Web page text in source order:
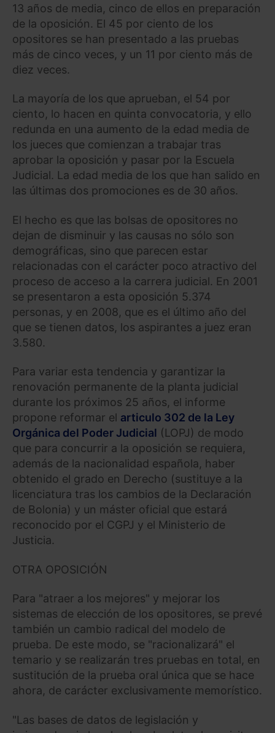
13 años de media, cinco de ellos en preparación
de la oposición. El 45 por ciento de los
opositores se han presentado a las pruebas
más de cinco veces, y un 11 por ciento más de
diez veces.
La mayoría de los que aprueban, el 54 por
ciento, lo hacen en quinta convocatoria, y ello
redunda en una aumento de la edad media de
los jueces que comienzan a trabajar tras
aprobar la oposición y pasar por la Escuela
Judicial. La edad media de los que han salido en
las últimas dos promociones es de 30 años.
El hecho es que las bolsas de opositores no
dejan de disminuir y las causas no sólo son
demográficas, sino que parecen estar
relacionadas con el carácter poco atractivo del
proceso de acceso a la carrera judicial. En 2001
se presentaron a esta oposición 5.374
personas, y en 2008, que es el último año del
que se tienen datos, los aspirantes a juez eran
3.580.
Para variar esta tendencia y garantizar la
renovación permanente de la planta judicial
durante los próximos 25 años, el informe
propone reformar el articulo 302 de la Ley
Orgánica del Poder Judicial (LOPJ) de modo
que para concurrir a la oposición se requiera,
además de la nacionalidad española, haber
obtenido el grado en Derecho (sustituye a la
licenciatura tras los cambios de la Declaración
de Bolonia) y un máster oficial que estará
reconocido por el CGPJ y el Ministerio de
Justicia.
OTRA OPOSICIÓN
Para "atraer a los mejores" y mejorar los
sistemas de elección de los opositores, se prevé
también un cambio radical del modelo de
prueba. De este modo, se "racionalizará" el
temario y se realizarán tres pruebas en total, en
sustitución de la prueba oral única que se hace
ahora, de carácter exclusivamente memorístico.
"Las bases de datos de legislación y